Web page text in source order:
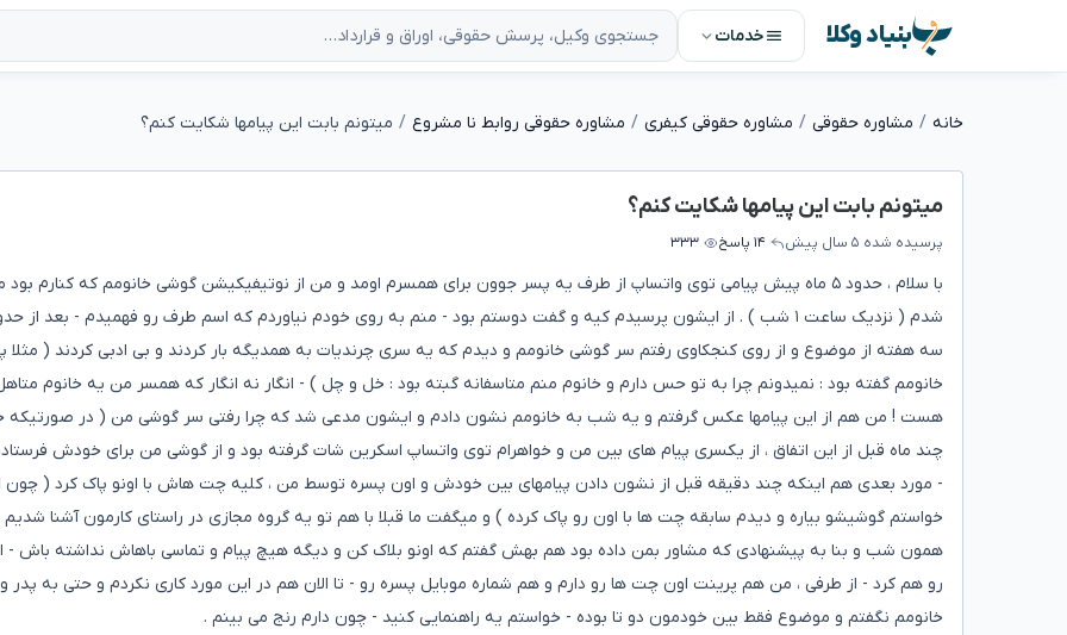
بنیاد وکلا خدمات
خانه مشاوره حقوقی مشاوره حقوقی کیفری مشاوره حقوقی روابط نا مشروع میتونم بابت این پیامها شکایت کنم؟
میتونم بابت این پیامها شکایت کنم؟
پرسیده شده ۵ سال پیش ۱۴ پاسخ ۳۳۳
با سلام ، حدود ۵ ماه پیش پیامی توی واتساپ از طرف یه پسر جوون برای همسرم اومد و من از نوتیفیکیشن گوشی خانومم که کنارم
شدم ( نزدیک ساعت ۱ شب ) . از ایشون پرسیدم کیه و گفت دوستم بود - منم به روی خودم نیاوردم که اسم طرف رو فهمیدم - بعد از
سه هفته از موضوع و از روی کنجکاوی رفتم سر گوشی خانومم و دیدم که یه سری چرندیات به همدیگه بار کردند و بی ادبی کردند ( مثلا
خانومم گفته بود : نمیدونم چرا به تو حس دارم و خانوم منم متاسفانه گبته بود : خل و چل ) - انگار نه انگار که همسر من یه خانوم
هست ! من هم از این پیامها عکس گرفتم و یه شب به خانومم نشون دادم و ایشون مدعی شد که چرا رفتی سر گوشی من ( در
چند ماه قبل از این اتفاق ، از یکسری پیام های بین من و خواهرام توی واتساپ اسکرین شات گرفته بود و از گوشی من برای خودش
- مورد بعدی هم اینکه چند دقیقه قبل از نشون دادن پیامهای بین خودش و اون پسره توسط من ، کلیه چت هاش با اونو پاک کرد (
خواستم گوشیشو بیاره و دیدم سابقه چت ها با اون رو پاک کرده ) و میگفت ما قبلا با هم تو یه گروه مجازی در راستای کارمون آشنا شدیم
همون شب و بنا به پیشنهادی که مشاور بمن داده بود هم بهش گفتم که اونو بلاک کن و دیگه هیچ پیام و تماسی باهاش نداشته باش -
رو هم کرد - از طرفی ، من هم پرینت اون چت ها رو دارم و هم شماره موبایل پسره رو - تا الان هم در این مورد کاری نکردم و حتی به پدر و
خانومم نگفتم و موضوع فقط بین خودمون دو تا بوده - خواستم یه راهنمایی کنید - چون دارم رنج می بینم .